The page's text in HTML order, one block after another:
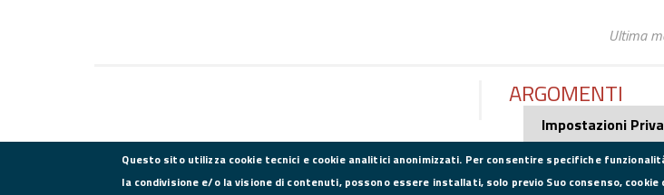
Ultima
ARGOMENTI
Impostazioni
Questo sito utilizza cookie tecnici e cookie analitici anonimizzati. Per consentire specifiche
la condivisione e/o la visione di contenuti, possono essere installati, solo previo Suo consenso, cookie